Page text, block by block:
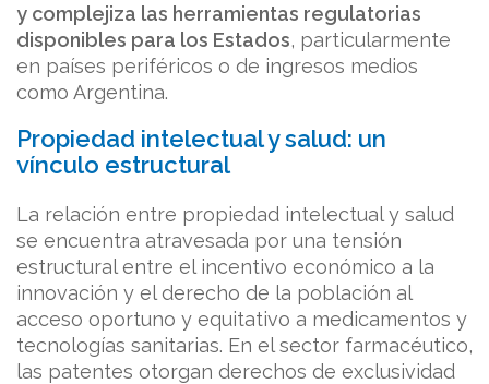
y complejiza las herramientas regulatorias
disponibles para los Estados, particularmente
en países periféricos o de ingresos medios
como Argentina.
Propiedad intelectual y salud: un
vínculo estructural
La relación entre propiedad intelectual y salud
se encuentra atravesada por una tensión
estructural entre el incentivo económico a la
innovación y el derecho de la población al
acceso oportuno y equitativo a medicamentos y
tecnologías sanitarias. En el sector farmacéutico,
las patentes otorgan derechos de exclusividad